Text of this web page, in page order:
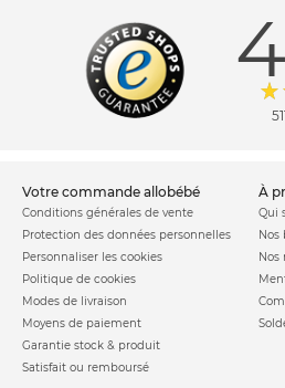
votre commande allobébé
Conditions générales de vente
Protection des données personnelles
Personnaliser les cookies
Politique de cookies
Modes de livraison
Moyens de paiement
Garantie stock & produit
Satisfait ou remboursé
à
Qui
Nos
Nos